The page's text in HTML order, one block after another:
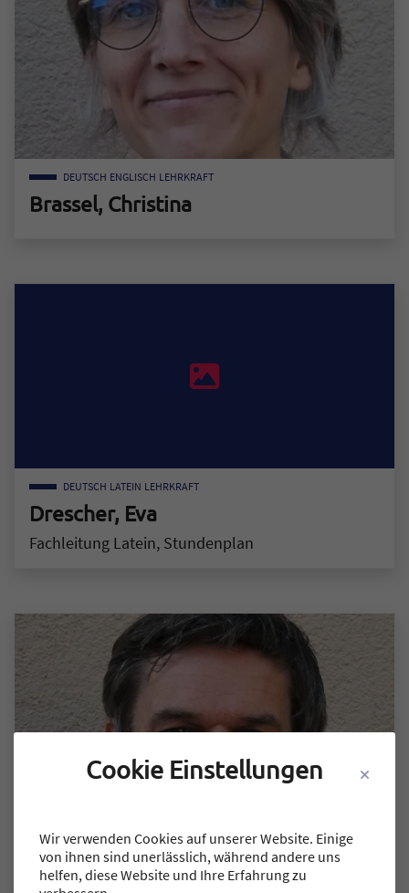
DEUTSCH ENGLISCH LEHRKRAFT
Brassel, Christina
DEUTSCH LATEIN LEHRKRAFT
Drescher, Eva
Fachleitung Latein, Stundenplan
Lehner, Jochen
Fachleitung Deutsch
Cookie Einstellungen
Wir verwenden Cookies auf unserer Website. Einige
von ihnen sind unerlässlich, während andere uns
helfen, diese Website und Ihre Erfahrung zu